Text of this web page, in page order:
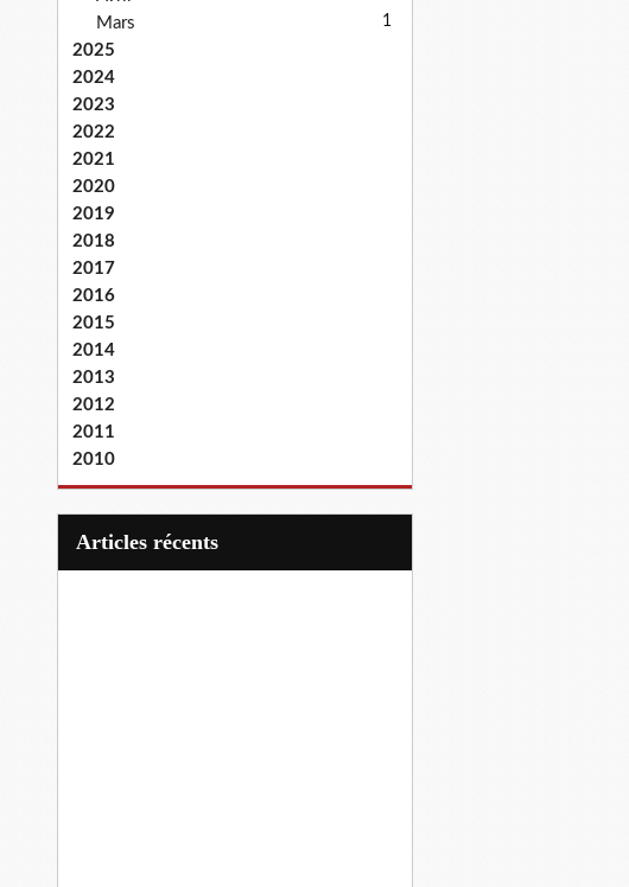
Mars 1
2025
2024
2023
2022
2021
2020
2019
2018
2017
2016
2015
2014
2013
2012
2011
2010
articles récents